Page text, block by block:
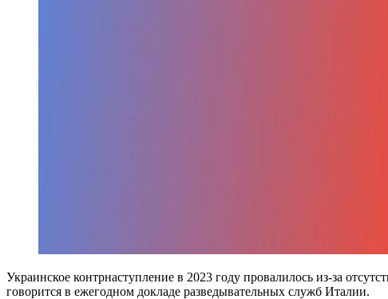
Украинское контрнаступление в 2023 году провалилось из-за
говорится в ежегодном докладе разведывательных служб Италии.